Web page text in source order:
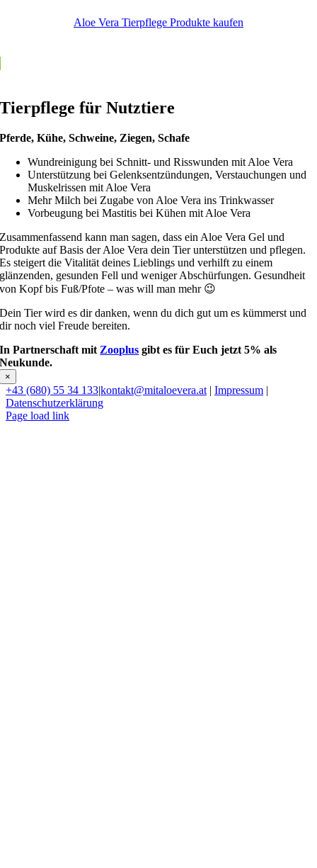
Aloe Vera Tierpflege Produkte kaufen
Tierpflege für Nutztiere
Pferde, Kühe, Schweine, Ziegen, Schafe
Wundreinigung bei Schnitt- und Risswunden mit Aloe Vera
Unterstützung bei Gelenksentzündungen, Verstauchungen und
Muskelrissen mit Aloe Vera
Mehr Milch bei Zugabe von Aloe Vera ins Trinkwasser
Vorbeugung bei Mastitis bei Kühen mit Aloe Vera
Zusammenfassend kann man sagen, dass ein Aloe Vera Gel und
Produkte auf Basis der Aloe Vera dein Tier unterstützen und pflegen.
Es steigert die Vitalität deines Lieblings und verhilft zu einem
glänzenden, gesunden Fell und weniger Abschürfungen. Gesundheit
von Kopf bis Fuß/Pfote – was will man mehr 😉
Dein Tier wird es dir danken, wenn du dich gut um es kümmerst und
dir noch viel Freude bereiten.
In Partnerschaft mit Zooplus gibt es für Euch jetzt 5% als
Neukunde.
×
+43 (680) 55 34 133|kontakt@mitaloevera.at | Impressum |
Datenschutzerklärung
Page load link